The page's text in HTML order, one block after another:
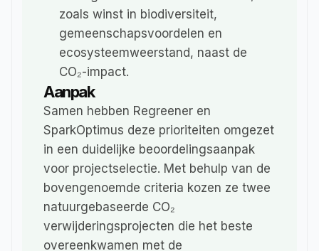
zoals winst in biodiversiteit,
gemeenschapsvoordelen en
ecosysteemweerstand, naast de
CO₂-impact.
Aanpak
Samen hebben Regreener en
SparkOptimus deze prioriteiten omgezet
in een duidelijke beoordelingsaanpak
voor projectselectie. Met behulp van de
bovengenoemde criteria kozen ze twee
natuurgebaseerde CO₂
verwijderingsprojecten die het beste
overeenkwamen met de